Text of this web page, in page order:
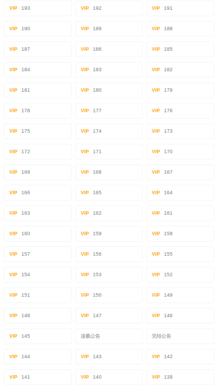
VIP 193 VIP 192 VIP 191
VIP 190 VIP 189 VIP 188
VIP 187 VIP 186 VIP 185
VIP 184 VIP 183 VIP 182
VIP 181 VIP 180 VIP 179
VIP 178 VIP 177 VIP 176
VIP 175 VIP 174 VIP 173
VIP 172 VIP 171 VIP 170
VIP 169 VIP 168 VIP 167
VIP 166 VIP 165 VIP 164
VIP 163 VIP 162 VIP 161
VIP 160 VIP 159 VIP 158
VIP 157 VIP 156 VIP 155
VIP 154 VIP 153 VIP 152
VIP 151 VIP 150 VIP 149
VIP 148 VIP 147 VIP 146
VIP 145 连载公告 完结公告
VIP 144 VIP 143 VIP 142
VIP 141 VIP 140 VIP 139